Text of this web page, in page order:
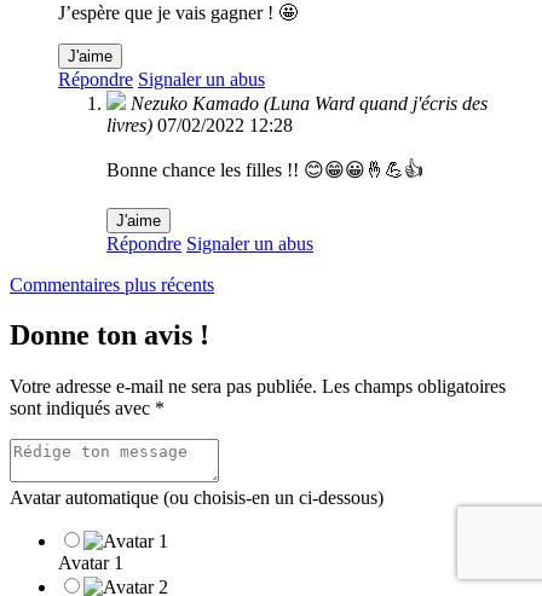
J’espère que je vais gagner ! 🤩
J'aime
Répondre Signaler un abus
Nezuko Kamado (Luna Ward quand j'écris des
livres) 07/02/2022 12:28
Bonne chance les filles !! 😊😁😀🤞💪👍
J'aime
Répondre Signaler un abus
Navigation
dans
les
commentaires
Commentaires plus récents
Donne ton avis !
Votre adresse e-mail ne sera pas publiée. Les champs obligatoires
sont indiqués avec *
Avatar automatique (ou choisis-en un ci-dessous)
Avatar 1